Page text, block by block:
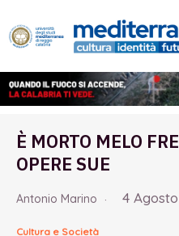
È MORTO MELO
OPERE SUE
Antonio Marino 4
Cultura e Società